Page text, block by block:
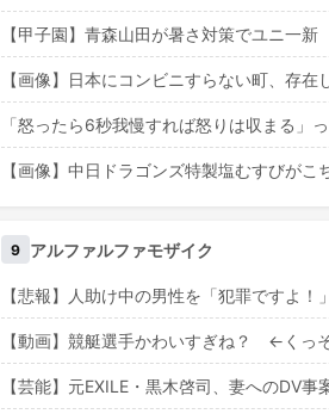
【甲子園】青森山田が暑さ対策でユニ一
【画像】日本にコンビニすらない町、存在
「怒ったら6秒我慢すれば怒りは収まる」
【画像】中日ドラゴンズ特製塩むすびがこ
9 アルファルファモザイク
【悲報】人助け中の男性を「犯罪ですよ
【動画】競艇選手かわいすぎね？ ←くっ
【芸能】元EXILE・黒木啓司、妻へのDV